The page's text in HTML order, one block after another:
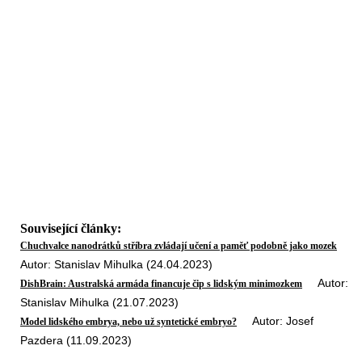
Související články:
Chuchvalce nanodrátků stříbra zvládají učení a paměť podobně jako mozek
Autor: Stanislav Mihulka (24.04.2023)
DishBrain: Australská armáda financuje čip s lidským minimozkem Autor:
Stanislav Mihulka (21.07.2023)
Model lidského embrya, nebo už syntetické embryo? Autor: Josef
Pazdera (11.09.2023)